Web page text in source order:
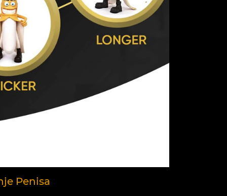
Penisa